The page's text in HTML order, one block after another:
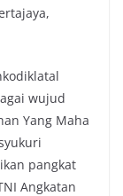
wujud
Yang Maha
pangkat
Angkatan